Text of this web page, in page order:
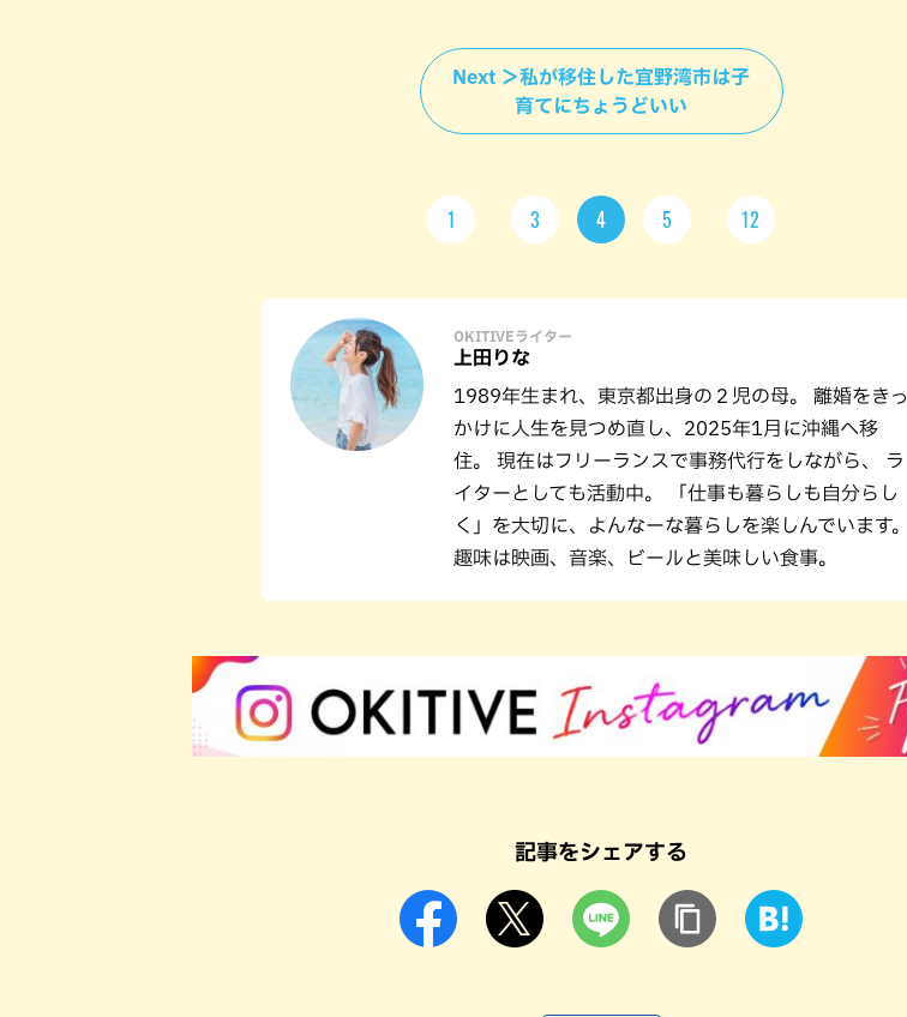
Next ＞私が移住した宜野湾市は子
育てにちょうどいい
1 3 4 5 12
OKITIVEライター
上田りな
1989年生まれ、東京都出身の２児の母。 離婚をきっ
かけに人生を見つめ直し、2025年1月に沖縄へ移
住。 現在はフリーランスで事務代行をしながら、 ラ
イターとしても活動中。 「仕事も暮らしも自分らし
く」を大切に、よんなーな暮らしを楽しんでいます。
趣味は映画、音楽、ビールと美味しい食事。
記事をシェアする